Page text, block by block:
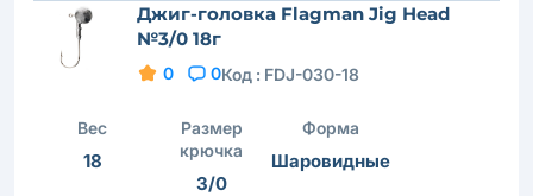
Джиг-головка Flagman Jig Head
№3/0 18г
0 0Код : FDJ-030-18
Вес
18
Размер
крючка
3/0
Форма
Шаровидные